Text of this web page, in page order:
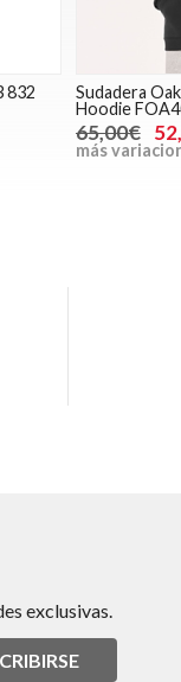
832
Sudadera
Hoodie
65,00€
más
exclusivas.